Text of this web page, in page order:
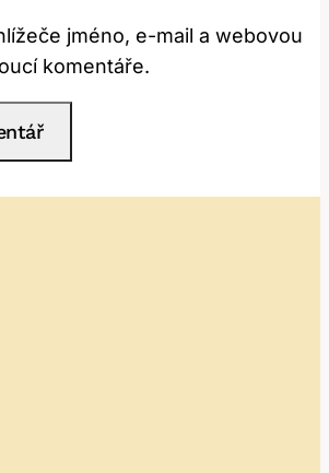
jméno, e-mail a webovou
komentáře.